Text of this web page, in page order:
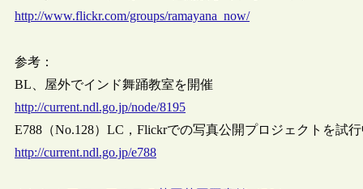
http://www.flickr.com/groups/ramayana_now/
参考：
BL、屋外でインド舞踊教室を開催
http://current.ndl.go.jp/node/8195
E788（No.128）LC，Flickrでの写真公開プロジェクトを試行
http://current.ndl.go.jp/e788